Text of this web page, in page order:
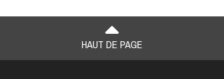
HAUT DE PAGE